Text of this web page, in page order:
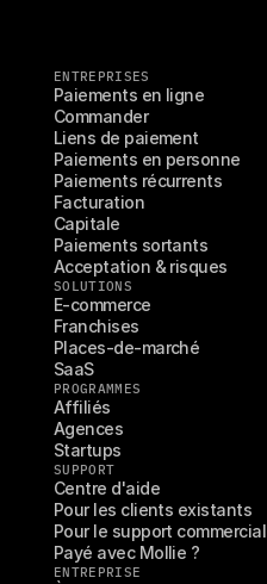
ENTREPRISES
Paiements en ligne
Commander
Liens de paiement
Paiements en personne
Paiements récurrents
Facturation
Capitale
Paiements sortants
Acceptation & risques
SOLUTIONS
E-commerce
Franchises
Places-de-marché
SaaS
PROGRAMMES
Affiliés
Agences
Startups
SUPPORT
Centre d'aide
Pour les clients existants
Pour le support commercial
Payé avec Mollie ?
ENTREPRISE